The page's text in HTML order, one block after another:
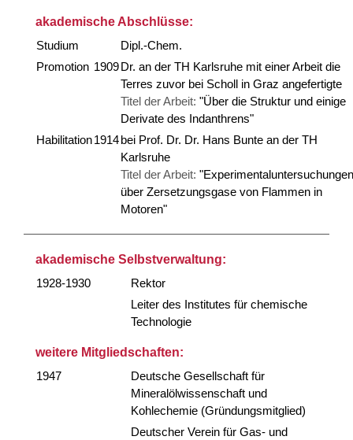
akademische Abschlüsse:
Studium
Dipl.-Chem.
Promotion 1909Dr. an der TH Karlsruhe mit einer Arbeit die
Terres zuvor bei Scholl in Graz angefertigte
Titel der Arbeit: "Über die Struktur und einige
Derivate des Indanthrens"
Habilitation1914bei Prof. Dr. Dr. Hans Bunte an der TH
Karlsruhe
Titel der Arbeit: "Experimentaluntersuchungen
über Zersetzungsgase von Flammen in
Motoren"
akademische Selbstverwaltung:
1928-1930
Rektor
Leiter des Institutes für chemische
Technologie
weitere Mitgliedschaften:
1947
Deutsche Gesellschaft für
Mineralölwissenschaft und
Kohlechemie (Gründungsmitglied)
Deutscher Verein für Gas- und